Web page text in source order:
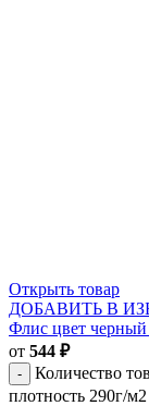
Открыть товар
ДОБАВИТЬ В
Флис цвет
от 544 ₽
Количество
плотность 290г/м2